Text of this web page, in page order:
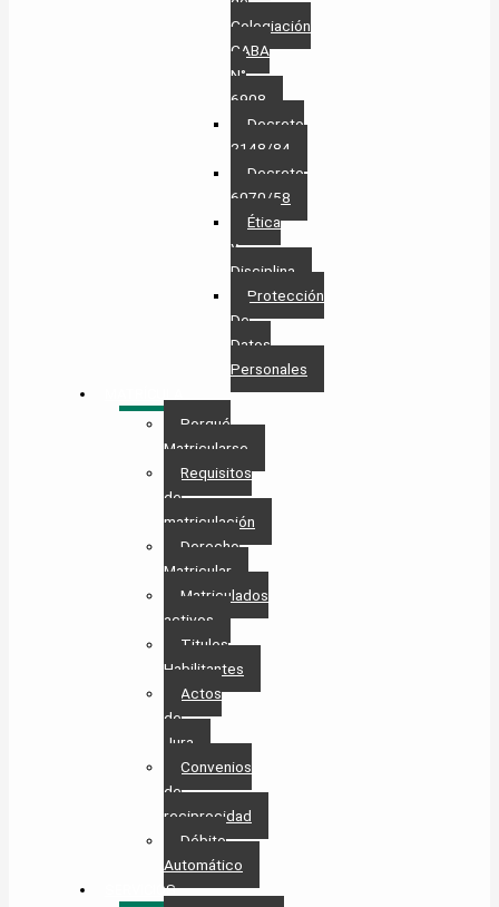
Colegiación
CABA
N°
6908
Decreto
2148/84
Decreto
6070/58
Ética
y
Disciplina
Protección
De
Datos
Personales​
Porqué
Matricularse
Requisitos
de
matriculación
Derecho
Matricular
Matriculados
activos
Titulos
Habilitantes
Actos
de
Jura
Convenios
de
reciprocidad
Débito
Automático
SERVICIOS